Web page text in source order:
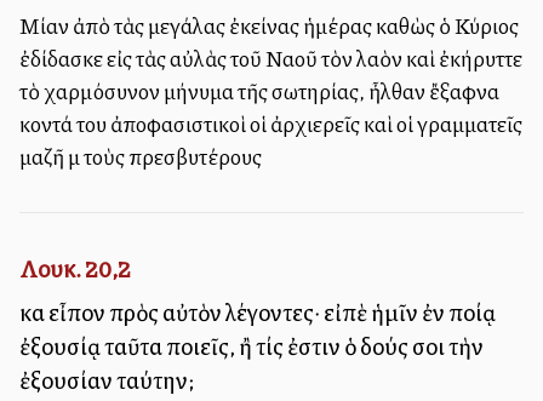
Μίαν ἀπὸ τὰς μεγάλας ἐκείνας ἡμέρας καθὼς ὁ Κύριος
ἐδίδασκε εἰς τὰς αὐλὰς τοῦ Ναοῦ τὸν λαὸν καὶ ἐκήρυττε
τὸ χαρμόσυνον μήνυμα τῆς σωτηρίας, ἦλθαν ἔξαφνα
κοντά του ἀποφασιστικοὶ οἱ ἀρχιερεῖς καὶ οἱ γραμματεῖς
μαζῆ μὲ τοὺς πρεσβυτέρους
Λουκ. 20,2
καὶ εἶπον πρὸς αὐτὸν λέγοντες· εἰπὲ ἡμῖν ἐν ποίᾳ
ἐξουσίᾳ ταῦτα ποιεῖς, ἢ τίς ἐστιν ὁ δούς σοι τὴν
ἐξουσίαν ταύτην;